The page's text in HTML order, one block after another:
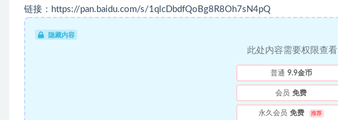
链接：https://pan.baidu.com/s/1qlcDbdfQoBg8R8Oh7sN4pQ
隐藏内容
此处内容需要权限查看
普通 9.9金币
会员 免费
永久会员 免费 推荐